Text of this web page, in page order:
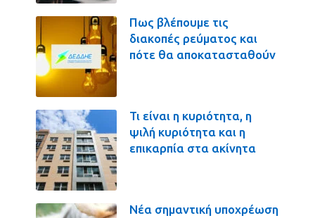
Πως βλέπουμε τις
διακοπές ρεύματος και
πότε θα αποκατασταθούν
Τι είναι η κυριότητα, η
ψιλή κυριότητα και η
επικαρπία στα ακίνητα
Νέα σημαντική υποχρέωση